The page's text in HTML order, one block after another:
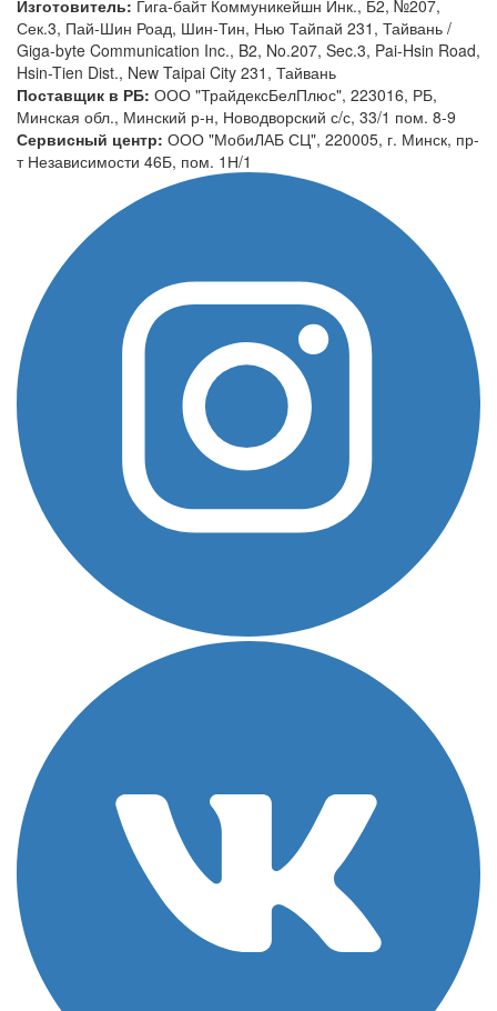
Изготовитель: Гига-байт Коммуникейшн Инк., Б2, №207,
Сек.3, Пай-Шин Роад, Шин-Тин, Нью Тайпай 231, Тайвань /
Giga-byte Communication Inc., B2, No.207, Sec.3, Pai-Hsin Road,
Hsin-Tien Dist., New Taipai City 231, Тайвань
Поставщик в РБ: ООО "ТрайдексБелПлюс", 223016, РБ,
Минская обл., Минский р-н, Новодворский с/с, 33/1 пом. 8-9
Сервисный центр: ООО "МобиЛАБ СЦ", 220005, г. Минск, пр-
т Независимости 46Б, пом. 1Н/1